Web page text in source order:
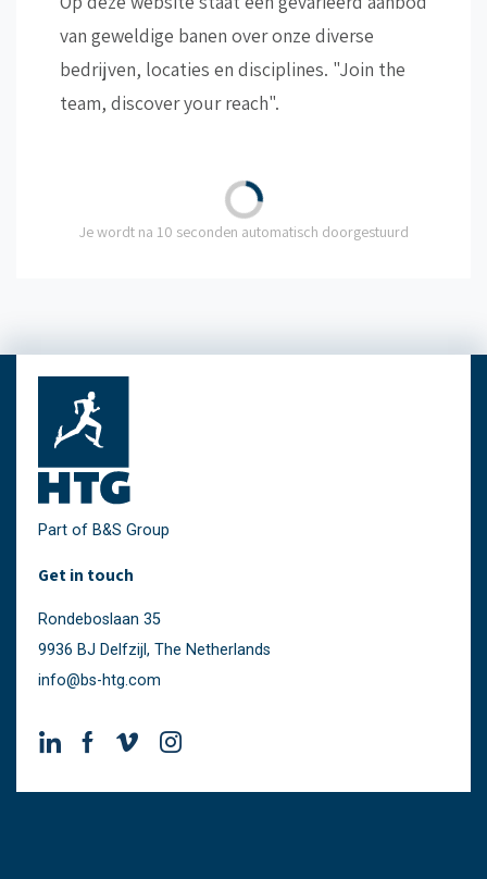
van geweldige banen over onze diverse
bedrijven, locaties en disciplines. "Join the
team, discover your reach".
Je wordt na 10 seconden automatisch doorgestuurd
Part of B&S Group
Get in touch
Rondeboslaan 35
9936 BJ Delfzijl, The Netherlands
info@bs-htg.com